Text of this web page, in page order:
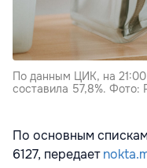
По данным ЦИК, на
составила 57,8%. Фото:
По основным
6127, передает